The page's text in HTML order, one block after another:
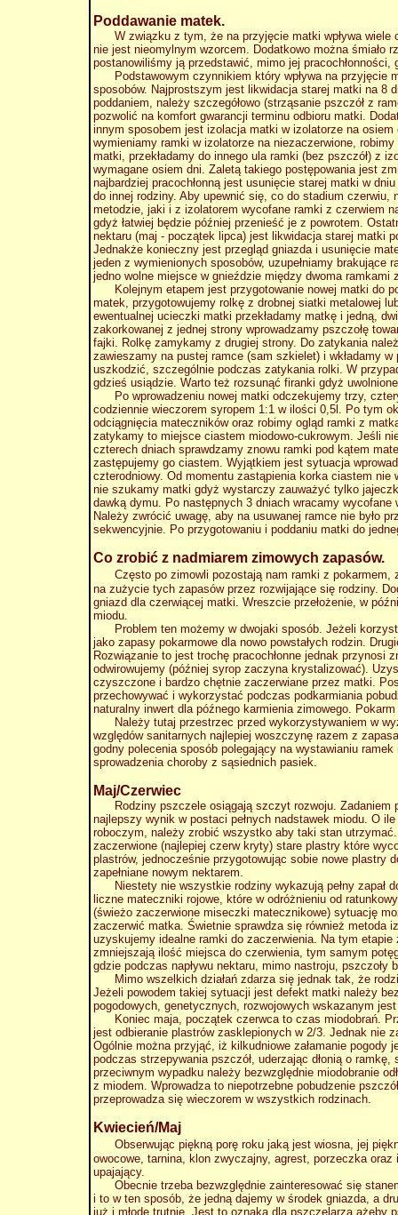
Poddawanie matek.
W związku z tym, że na przyjęcie matki wpływa wiele
nie jest nieomylnym wzorcem. Dodatkowo można śmiało
postanowiliśmy ją przedstawić, mimo jej
Podstawowym czynnikiem który wpływa na przyjęcie
sposobów. Najprostszym jest likwidacja starej matki na 8
poddaniem, należy szczegółowo (strząsanie pszczół z
pozwolić na komfort gwarancji terminu odbioru matki.
innym sposobem jest izolacja matki w izolatorze na
wymieniamy ramki w izolatorze na niezaczerwione,
matki, przekładamy do innego ula ramki (bez pszczół) z
wymagane osiem dni. Zaletą takiego postępowania jest
najbardziej pracochłonną jest usunięcie starej matki w
do innej rodziny. Aby upewnić się, co do stadium
metodzie, jaki i z izolatorem wycofane ramki z czerwiem
gdyż łatwiej będzie później przenieść je z powrotem.
nektaru (maj - początek lipca) jest likwidacja starej matki
Jednakże konieczny jest przegląd gniazda i usunięcie
jeden z wymienionych sposobów, uzupełniamy
jedno wolne miejsce w gnieździe między dwoma ramkami
Kolejnym etapem jest przygotowanie nowej matki do
matek, przygotowujemy rolkę z drobnej siatki metalowej
ewentualnej ucieczki matki przekładamy matkę i jedną,
zakorkowanej z jednej strony wprowadzamy pszczołę
fajki. Rolkę zamykamy z drugiej strony. Do zatykania
zawieszamy na pustej ramce (sam szkielet) i wkładamy
uszkodzić, szczególnie podczas zatykania rolki. W
gdzieś usiądzie. Warto też rozsunąć firanki gdyż
Po wprowadzeniu nowej matki odczekujemy trzy,
codziennie wieczorem syropem 1:1 w ilości 0,5l. Po tym
odciągnięcia mateczników oraz robimy ogląd ramki z
zatykamy to miejsce ciastem miodowo-cukrowym. Jeśli
czterech dniach sprawdzamy znowu ramki pod kątem
zastępujemy go ciastem. Wyjątkiem jest sytuacja
czterodniowy. Od momentu zastąpienia korka ciastem
nie szukamy matki gdyż wystarczy zauważyć tylko
dawką dymu. Po następnych 3 dniach wracamy
Należy zwrócić uwagę, aby na usuwanej ramce nie było
sekwencyjnie. Po przygotowaniu i poddaniu matki do
Co zrobić z nadmiarem zimowych zapasów.
Często po zimowli pozostają nam ramki z
na zużycie tych zapasów przez rozwijające się rodziny.
gniazd dla czerwiącej matki. Wreszcie przełożenie, w
miodu.
Problem ten możemy w dwojaki sposób. Jeżeli
jako zapasy pokarmowe dla nowo powstałych rodzin.
Rozwiązanie to jest trochę pracochłonne jednak
odwirowujemy (później syrop zaczyna krystalizować).
czyszczone i bardzo chętnie zaczerwiane przez matki.
przechowywać i wykorzystać podczas podkarmiania
naturalny inwert dla późnego karmienia zimowego.
Należy tutaj przestrzec przed wykorzystywaniem w
względów sanitarnych najlepiej woszczynę razem z
godny polecenia sposób polegający na wystawianiu
sprowadzenia choroby z sąsiednich pasiek.
Maj/Czerwiec
Rodziny pszczele osiągają szczyt rozwoju. Zadaniem
najlepszy wynik w postaci pełnych nadstawek miodu. O
roboczym, należy zrobić wszystko aby taki stan
zaczerwione (najlepiej czerw kryty) stare plastry które
plastrów, jednocześnie przygotowując sobie nowe plastry
zapełniane nowym nektarem.
Niestety nie wszystkie rodziny wykazują pełny zapał
liczne mateczniki rojowe, które w odróżnieniu od
(świeżo zaczerwione miseczki matecznikowe) sytuację
zaczerwić matka. Świetnie sprawdza się również metoda
uzyskujemy idealne ramki do zaczerwienia. Na tym etapie
zmniejszają ilość miejsca do czerwienia, tym samym
gdzie podczas napływu nektaru, mimo nastroju, pszczoły
Mimo wszelkich działań zdarza się jednak tak, że
Jeżeli powodem takiej sytuacji jest defekt matki należy
pogodowych, genetycznych, rozwojowych wskazanym
Koniec maja, początek czerwca to czas miodobrań.
jest odbieranie plastrów zasklepionych w 2/3. Jednak nie
Ogólnie można przyjąć, iż kilkudniowe załamanie
podczas strzepywania pszczół, uderzając dłonią o
przeciwnym wypadku należy bezwzględnie miodobranie
z miodem. Wprowadza to niepotrzebne pobudzenie
przeprowadza się wieczorem w wszystkich rodzinach.
Kwiecień/Maj
Obserwując piękną porę roku jaką jest wiosna, jej
owocowe, tarnina, klon zwyczajny, agrest, porzeczka
upajający.
Obecnie trzeba bezwzględnie zainteresować się
i to w ten sposób, że jedną dajemy w środek gniazda, a
już i młode trutnie. Jest to oznaka dla pszczelarza ażeby